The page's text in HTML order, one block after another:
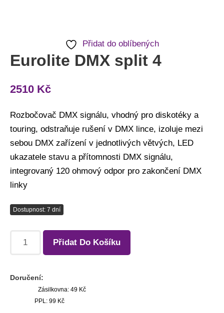
Přidat do oblíbených
Eurolite DMX split 4
2510 Kč
Rozbočovač DMX signálu, vhodný pro diskotéky a
touring, odstraňuje rušení v DMX lince, izoluje mezi
sebou DMX zařízení v jednotlivých větvých, LED
ukazatele stavu a přítomnosti DMX signálu,
integrovaný 120 ohmový odpor pro zakončení DMX
linky
Dostupnost: 7 dní
Přidat Do Košíku
Doručení:
Zásilkovna: 49 Kč
PPL: 99 Kč